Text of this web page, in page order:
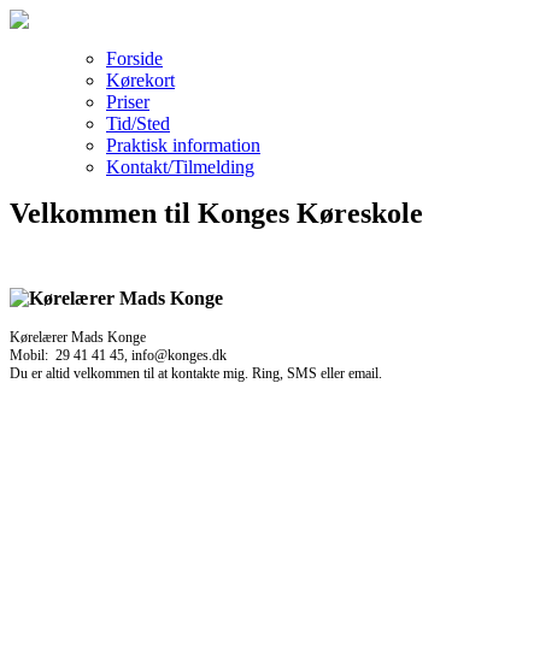
Forside
Kørekort
Priser
Tid/Sted
Praktisk information
Kontakt/Tilmelding
Velkommen til Konges Køreskole
Kørelærer Mads Konge
Mobil: 29 41 41 45, info@konges.dk
Du er altid velkommen til at kontakte mig. Ring, SMS eller email.